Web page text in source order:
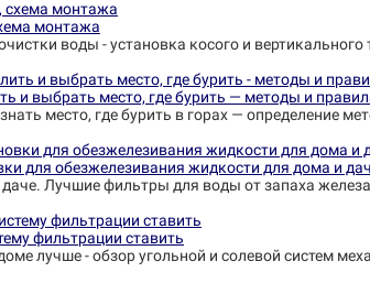
монтажа
воды - установка косого и
и выбрать место, где бурить — методы и
место, где бурить в горах — определение
для обезжелезивания жидкости для дома и
Лучшие фильтры для воды от запаха
фильтрации ставить
лучше - обзор угольной и солевой систем